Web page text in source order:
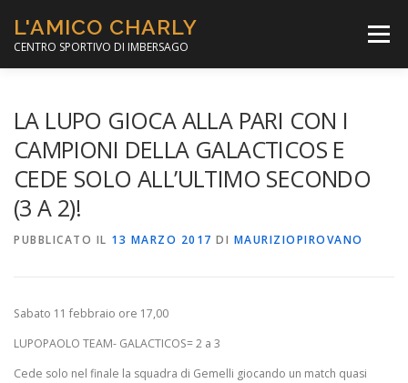
contenuto
L'AMICO CHARLY
CENTRO SPORTIVO DI IMBERSAGO
Menù
PER IL SOCIALE MINIBASKET
SCUOLA TENNIS
LA LUPO GIOCA ALLA PARI CON I
CAMPIONI DELLA GALACTICOS E
CEDE SOLO ALL’ULTIMO SECONDO
(3 A 2)!
PUBBLICATO IL 13 MARZO 2017 DI MAURIZIOPIROVANO
Sabato 11 febbraio ore 17,00
LUPOPAOLO TEAM- GALACTICOS= 2 a 3
Cede solo nel finale la squadra di Gemelli giocando un match quasi